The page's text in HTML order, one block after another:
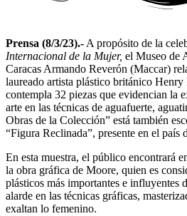
Prensa (8/3/23).- A propósito de la
Internacional de la Mujer, el Museo de
Caracas Armando Reverón (Maccar)
laureado artista plástico británico
contempla 32 piezas que evidencian la
arte en las técnicas de aguafuerte,
Obras de la Colección” está también
“Figura Reclinada”, presente en el país
En esta muestra, el público encontrará
la obra gráfica de Moore, quien es
plásticos más importantes e
alarde en las técnicas gráficas,
exaltan lo femenino.